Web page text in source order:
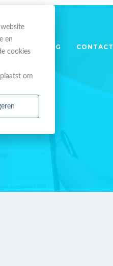
en
cookies
om
TRAINING CONTACT